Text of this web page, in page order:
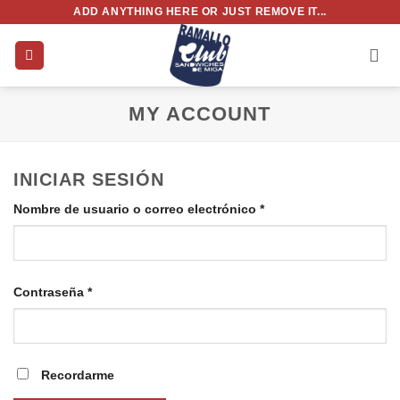
contenido
ADD ANYTHING HERE OR JUST REMOVE IT...
MY ACCOUNT
INICIAR SESIÓN
Nombre de usuario o correo electrónico *Requerido
Contraseña *Requerido
Recordarme